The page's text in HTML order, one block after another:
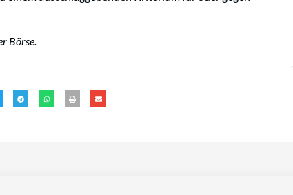
Börse.